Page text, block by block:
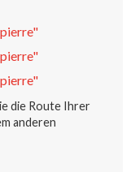
die Route Ihrer
anderen